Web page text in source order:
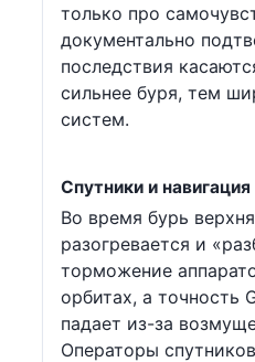
только про
документально
последствия
сильнее буря, тем
систем.
Спутники и навигация
Во время бурь
разогревается и
торможение
орбитах, а точность
падает из-за
Операторы